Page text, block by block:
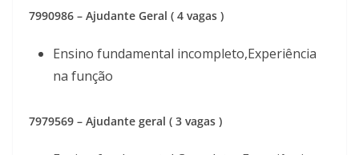
7990986 – Ajudante Geral ( 4 vagas )
Ensino fundamental incompleto,Experiência
na função
7979569 – Ajudante geral ( 3 vagas )